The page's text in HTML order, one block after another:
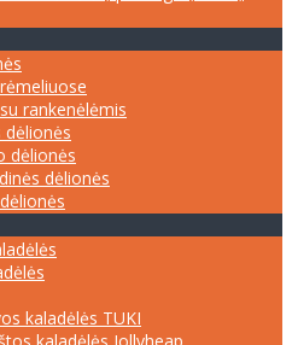
rankenėlėmis
dėlionės
dėlionės
dėlionės
kaladėlės TUKI
kaladėlės Jollyheap